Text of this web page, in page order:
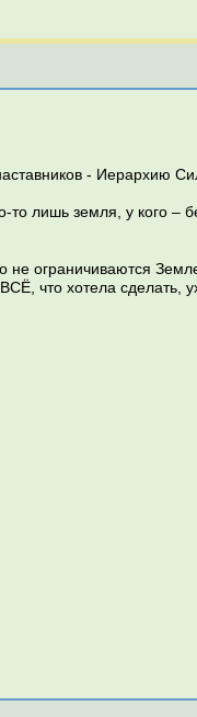
- Иерархию
то лишь земля, у кого
не ограничиваются
что хотела сделать,